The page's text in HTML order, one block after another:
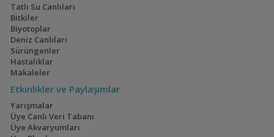
Tatlı Su Canlıları
Bitkiler
Biyotoplar
Deniz Canlıları
Sürüngenler
Hastalıklar
Makaleler
Etkinlikler ve Paylaşımlar
Yarışmalar
Üye Canlı Veri Tabanı
Üye Akvaryumları